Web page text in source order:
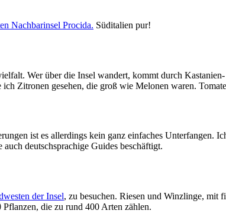
Nachbarinsel Procida. Süditalien pur!
Wer über die Insel wandert, kommt durch
Zitronen gesehen, die groß wie Melonen waren.
ist es allerdings kein ganz einfaches Unterfangen.
deutschsprachige Guides beschäftigt.
der Insel, zu besuchen. Riesen und Winzlinge, mit
die zu rund 400 Arten zählen.